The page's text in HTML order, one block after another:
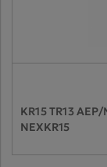
KR15 TR13
NEXKR15